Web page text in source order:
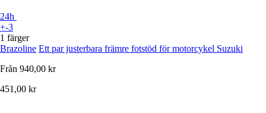
24h
+-3
1 färger
Brazoline Ett par justerbara främre fotstöd för motorcykel Suzuki
Från 940,00 kr
451,00 kr